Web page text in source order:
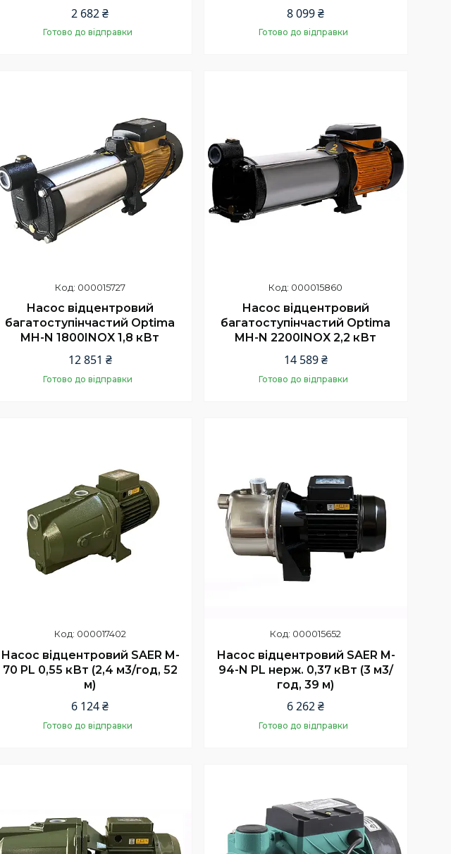
2 682 ₴
Готово до відправки
8 099 ₴
Готово до відправки
000015727
Насос відцентровий
багатоступінчастий Optima
MH-N 1800INOX 1,8 кВт
12 851 ₴
Готово до відправки
000015860
Насос відцентровий
багатоступінчастий Optima
MH-N 2200INOX 2,2 кВт
14 589 ₴
Готово до відправки
000017402
Насос відцентровий SAER M-
70 PL 0,55 кВт (2,4 м3/год, 52
м)
6 124 ₴
Готово до відправки
000015652
Насос відцентровий SAER M-
94-N PL нерж. 0,37 кВт (3 м3/
год, 39 м)
6 262 ₴
Готово до відправки